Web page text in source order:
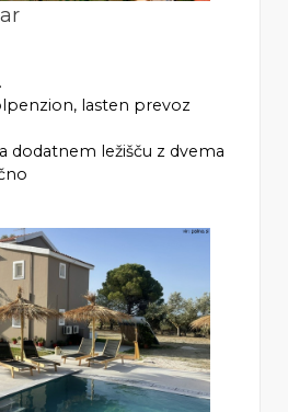
lasten prevoz
dodatnem ležišču z dvema